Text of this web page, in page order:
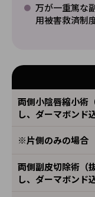
万が一重篤な
用被害救済制
両側小陰唇縮小術
し、ダーマボンド
※片側のみの場合
両側副皮切除術（
し、ダーマボンド